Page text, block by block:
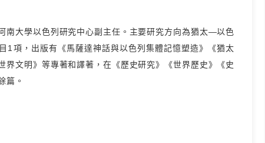
南大學以色列研究中心副主任。主要研究方向為猶太—以色
1項，出版有《馬薩達神話與以色列集體記憶塑造》《猶太
界文明》等專著和譯著，在《歷史研究》《世界歷史》《史
篇。